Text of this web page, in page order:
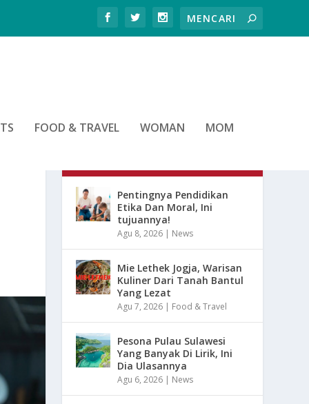
FOOD & TRAVEL WOMAN MOM
Pentingnya Pendidikan
Etika Dan Moral, Ini
tujuannya!
Agu 8, 2026 | News
Mie Lethek Jogja, Warisan
Kuliner Dari Tanah Bantul
Yang Lezat
Agu 7, 2026 | Food & Travel
Pesona Pulau Sulawesi
Yang Banyak Di Lirik, Ini
Dia Ulasannya
Agu 6, 2026 | News